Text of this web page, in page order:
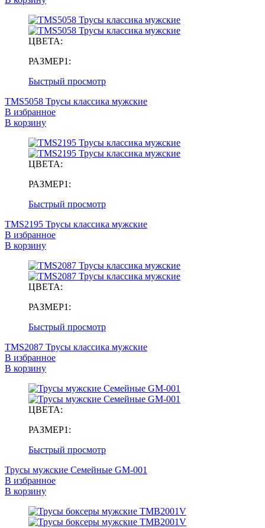
ЦВЕТА:
РАЗМЕР1:
Быстрый просмотр
TMS5058 Трусы классика мужские
В избранное
В корзину
ЦВЕТА:
РАЗМЕР1:
Быстрый просмотр
TMS2195 Трусы классика мужские
В избранное
В корзину
ЦВЕТА:
РАЗМЕР1:
Быстрый просмотр
TMS2087 Трусы классика мужские
В избранное
В корзину
ЦВЕТА:
РАЗМЕР1:
Быстрый просмотр
Трусы мужские Семейные GM-001
В избранное
В корзину